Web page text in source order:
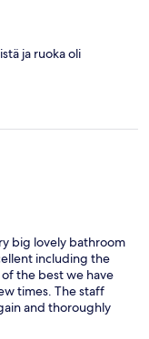
ja ruoka oli
big lovely bathroom
including the
the best we have
times. The staff
and thoroughly